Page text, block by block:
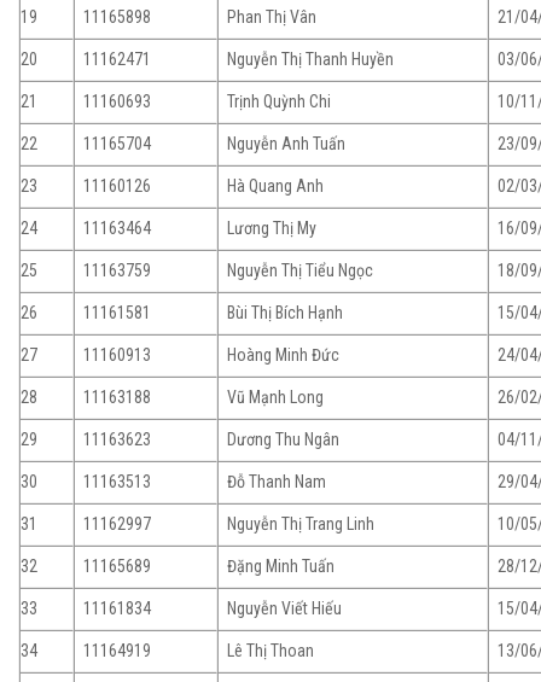
19 11165898 Phan Thị Vân 21/
20 11162471 Nguyễn Thị Thanh Huyền 03/
21 11160693 Trịnh Quỳnh Chi 10/
22 11165704 Nguyễn Anh Tuấn 23/
23 11160126 Hà Quang Anh 02/
24 11163464 Lương Thị My 16/
25 11163759 Nguyễn Thị Tiểu Ngọc 18/
26 11161581 Bùi Thị Bích Hạnh 15/
27 11160913 Hoàng Minh Đức 24/
28 11163188 Vũ Mạnh Long 26/
29 11163623 Dương Thu Ngân 04/
30 11163513 Đỗ Thanh Nam 29/
31 11162997 Nguyễn Thị Trang Linh 10/
32 11165689 Đặng Minh Tuấn 28/
33 11161834 Nguyễn Viết Hiếu 15/
34 11164919 Lê Thị Thoan 13/